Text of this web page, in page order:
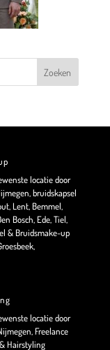
locatie door
bruidskapsel
Lent, Bemmel,
Bosch, Ede, Tiel,
& Bruidsmake-up
locatie door
Freelance
Hairstyling